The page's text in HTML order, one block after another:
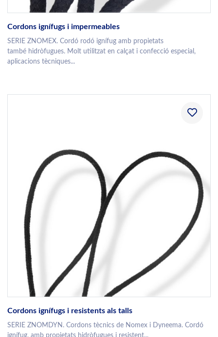
Cordons ignífugs i impermeables
SERIE ZNOMEX. Cordó rodó ignífug amb propietats
també hidròfugues. Molt utilitzat en calçat i confecció especial,
aplicacions tècniques...
Cordons ignífugs i resistents als talls
SERIE ZNOMDYN. Cordons tècnics de Nomex i Dyneema. Cordó